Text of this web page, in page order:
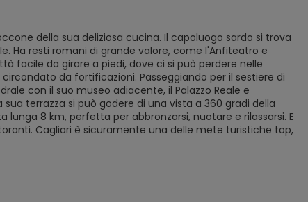
della sua deliziosa cucina. Il capoluogo sardo si trova
Ha resti romani di grande valore, come l'Anfiteatro e
facile da girare a piedi, dove ci si può perdere nelle
da fortificazioni. Passeggiando per il sestiere di
con il suo museo adiacente, il Palazzo Reale e
terrazza si può godere di una vista a 360 gradi della
8 km, perfetta per abbronzarsi, nuotare e rilassarsi. E
Cagliari è sicuramente una delle mete turistiche top,